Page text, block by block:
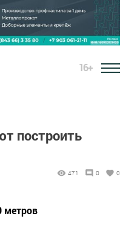
16+
построить
471 0 0
метров